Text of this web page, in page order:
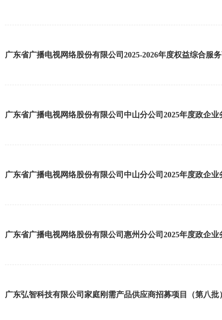
广东省广播电视网络股份有限公司2025-2026年度权益综合服
广东省广播电视网络股份有限公司中山分公司2025年度政企
广东省广播电视网络股份有限公司中山分公司2025年度政企
广东省广播电视网络股份有限公司惠州分公司2025年度政企
广东弘智科技有限公司家庭刚需产品供应商招募项目（第八批